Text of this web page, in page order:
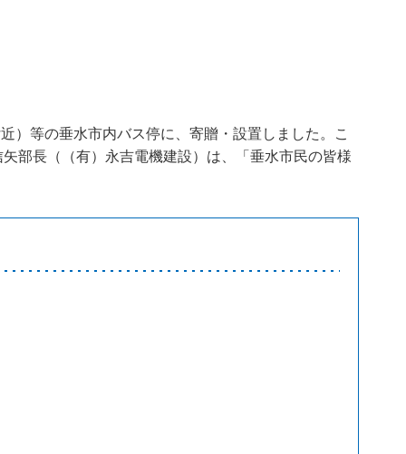
）等の垂水市内バス停に、寄贈・設置しました。こ
部長（（有）永吉電機建設）は、「垂水市民の皆様